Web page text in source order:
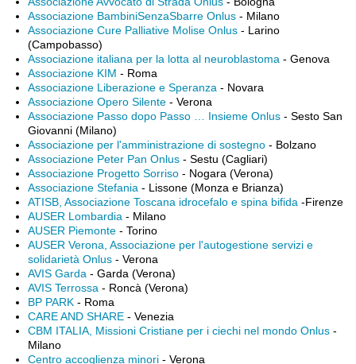
Associazione BambiniSenzaSbarre Onlus - Milano
Associazione Cure Palliative Molise Onlus - Larino
(Campobasso)
Associazione italiana per la lotta al neuroblastoma - Genova
Associazione KIM - Roma
Associazione Liberazione e Speranza - Novara
Associazione Opero Silente - Verona
Associazione Passo dopo Passo … Insieme Onlus - Sesto San
Giovanni (Milano)
Associazione per l'amministrazione di sostegno - Bolzano
Associazione Peter Pan Onlus - Sestu (Cagliari)
Associazione Progetto Sorriso - Nogara (Verona)
Associazione Stefania - Lissone (Monza e Brianza)
ATISB, Associazione Toscana idrocefalo e spina bifida -Firenze
AUSER Lombardia - Milano
AUSER Piemonte - Torino
AUSER Verona, Associazione per l'autogestione servizi e
solidarietà Onlus - Verona
AVIS Garda - Garda (Verona)
AVIS Terrossa - Roncà (Verona)
BP PARK - Roma
CARE AND SHARE - Venezia
CBM ITALIA, Missioni Cristiane per i ciechi nel mondo Onlus -
Milano
Centro accoglienza minori - Verona